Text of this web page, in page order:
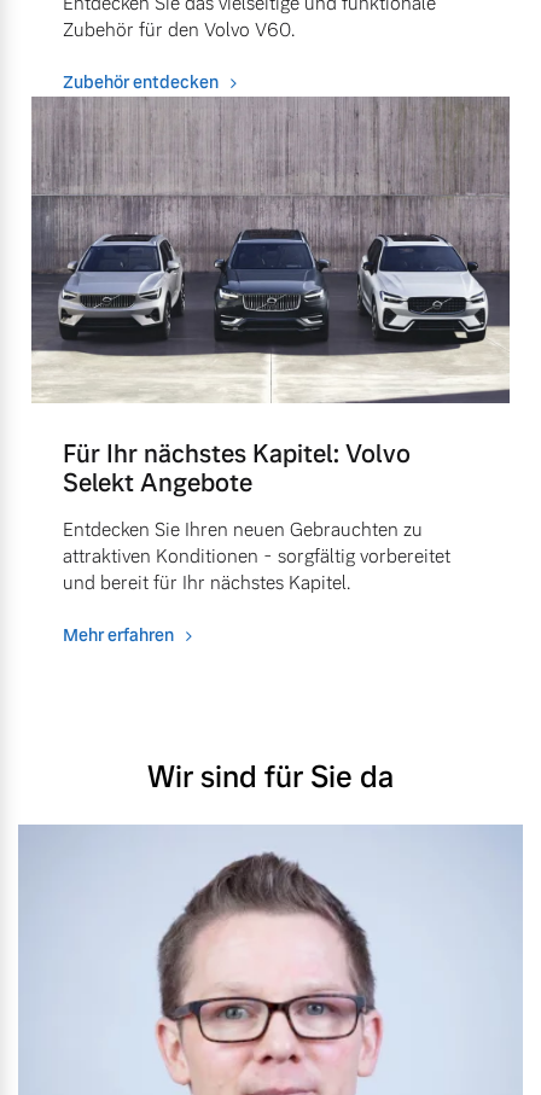
Zubehör für den Volvo V60.
Zubehör entdecken
Für Ihr nächstes Kapitel: Volvo
Selekt Angebote
Entdecken Sie Ihren neuen Gebrauchten zu
attraktiven Konditionen - sorgfältig vorbereitet
und bereit für Ihr nächstes Kapitel.
Mehr erfahren
Wir sind für Sie da